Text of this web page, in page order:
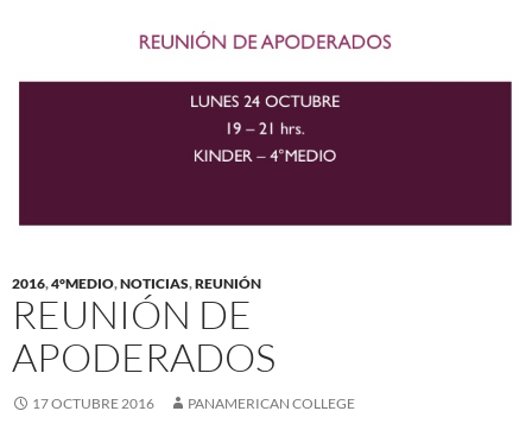
2016,4°MEDIO,NOTICIAS,REUNIÓN
REUNIÓN DE
APODERADOS
17 OCTUBRE 2016 PANAMERICAN COLLEGE